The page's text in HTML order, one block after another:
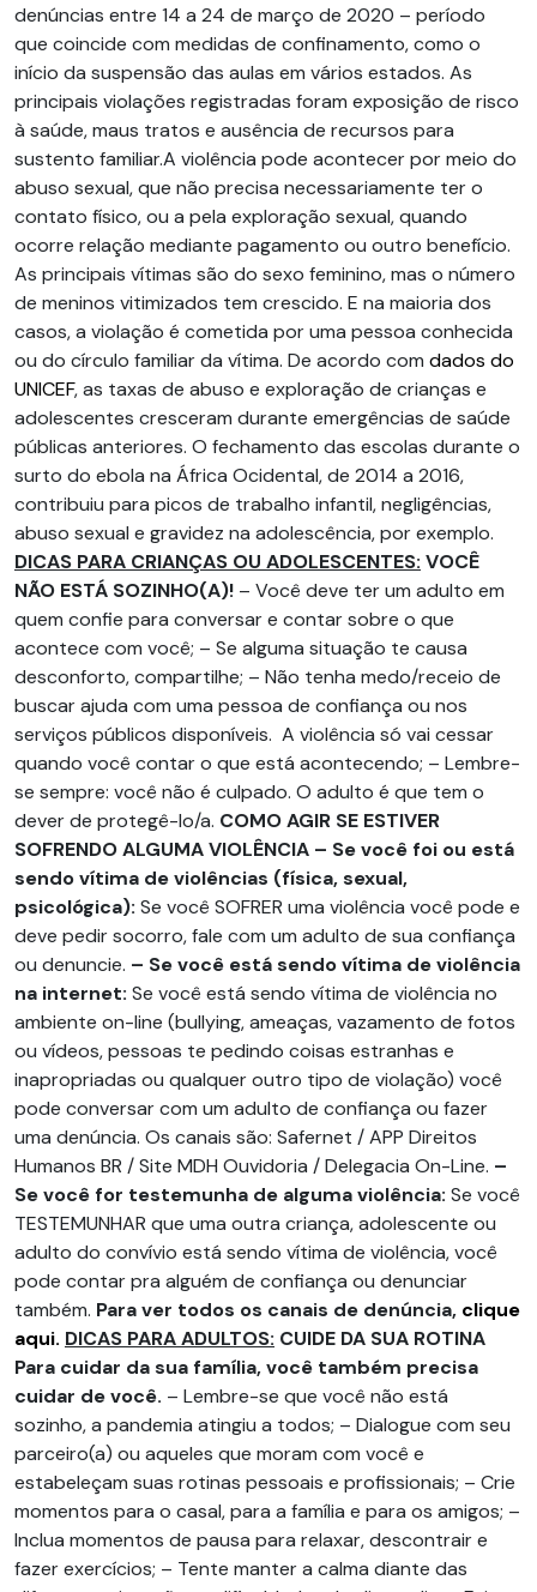
denúncias entre 14 a 24 de março de 2020 – período
que coincide com medidas de confinamento, como o
início da suspensão das aulas em vários estados. As
principais violações registradas foram exposição de risco
à saúde, maus tratos e ausência de recursos para
sustento familiar.A violência pode acontecer por meio do
abuso sexual, que não precisa necessariamente ter o
contato físico, ou a pela exploração sexual, quando
ocorre relação mediante pagamento ou outro benefício.
As principais vítimas são do sexo feminino, mas o número
de meninos vitimizados tem crescido. E na maioria dos
casos, a violação é cometida por uma pessoa conhecida
ou do círculo familiar da vítima. De acordo com dados do
UNICEF, as taxas de abuso e exploração de crianças e
adolescentes cresceram durante emergências de saúde
públicas anteriores. O fechamento das escolas durante o
surto do ebola na África Ocidental, de 2014 a 2016,
contribuiu para picos de trabalho infantil, negligências,
abuso sexual e gravidez na adolescência, por exemplo.
DICAS PARA CRIANÇAS OU ADOLESCENTES: VOCÊ
NÃO ESTÁ SOZINHO(A)! – Você deve ter um adulto em
quem confie para conversar e contar sobre o que
acontece com você; – Se alguma situação te causa
desconforto, compartilhe; – Não tenha medo/receio de
buscar ajuda com uma pessoa de confiança ou nos
serviços públicos disponíveis. A violência só vai cessar
quando você contar o que está acontecendo; – Lembre-
se sempre: você não é culpado. O adulto é que tem o
dever de protegê-lo/a. COMO AGIR SE ESTIVER
SOFRENDO ALGUMA VIOLÊNCIA – Se você foi ou está
sendo vítima de violências (física, sexual,
psicológica): Se você SOFRER uma violência você pode e
deve pedir socorro, fale com um adulto de sua confiança
ou denuncie. – Se você está sendo vítima de violência
na internet: Se você está sendo vítima de violência no
ambiente on-line (bullying, ameaças, vazamento de fotos
ou vídeos, pessoas te pedindo coisas estranhas e
inapropriadas ou qualquer outro tipo de violação) você
pode conversar com um adulto de confiança ou fazer
uma denúncia. Os canais são: Safernet / APP Direitos
Humanos BR / Site MDH Ouvidoria / Delegacia On-Line. –
Se você for testemunha de alguma violência: Se você
TESTEMUNHAR que uma outra criança, adolescente ou
adulto do convívio está sendo vítima de violência, você
pode contar pra alguém de confiança ou denunciar
também. Para ver todos os canais de denúncia, clique
aqui. DICAS PARA ADULTOS: CUIDE DA SUA ROTINA
Para cuidar da sua família, você também precisa
cuidar de você. – Lembre-se que você não está
sozinho, a pandemia atingiu a todos; – Dialogue com seu
parceiro(a) ou aqueles que moram com você e
estabeleçam suas rotinas pessoais e profissionais; – Crie
momentos para o casal, para a família e para os amigos; –
Inclua momentos de pausa para relaxar, descontrair e
fazer exercícios; – Tente manter a calma diante das